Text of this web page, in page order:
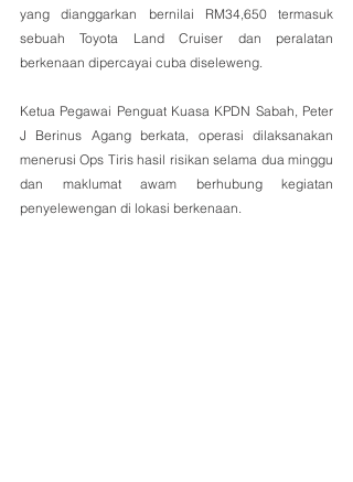
yang dianggarkan bernilai RM34,650 termasuk
sebuah Toyota Land Cruiser dan peralatan
berkenaan dipercayai cuba diseleweng.
Ketua Pegawai Penguat Kuasa KPDN Sabah, Peter
J Berinus Agang berkata, operasi dilaksanakan
menerusi Ops Tiris hasil risikan selama dua minggu
dan maklumat awam berhubung kegiatan
penyelewengan di lokasi berkenaan.